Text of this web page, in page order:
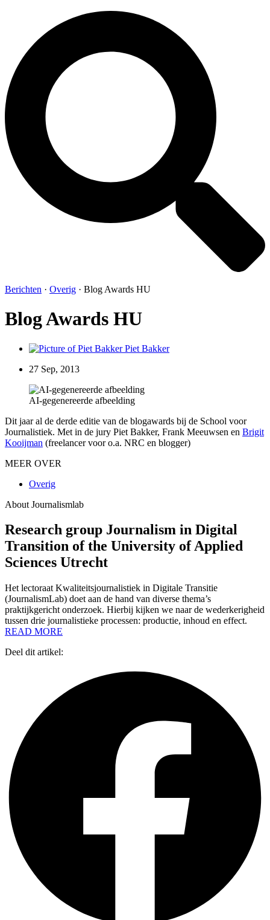
Berichten · Overig · Blog Awards HU
Blog Awards HU
Piet Bakker
27 Sep, 2013
AI-gegenereerde afbeelding
Dit jaar al de derde editie van de blogawards bij de School voor
Journalistiek. Met in de jury Piet Bakker, Frank Meeuwsen en Brigit
Kooijman (freelancer voor o.a. NRC en blogger)
MEER OVER
Overig
About Journalismlab
Research group Journalism in Digital
Transition of the University of Applied
Sciences Utrecht
Het lectoraat Kwaliteitsjournalistiek in Digitale Transitie
(JournalismLab) doet aan de hand van diverse thema’s
praktijkgericht onderzoek. Hierbij kijken we naar de wederkerigheid
tussen drie journalistieke processen: productie, inhoud en effect.
READ MORE
Deel dit artikel: